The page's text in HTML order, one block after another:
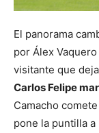
El panorama
por Álex
visitante que
Carlos Felipe
Camacho
pone la puntilla